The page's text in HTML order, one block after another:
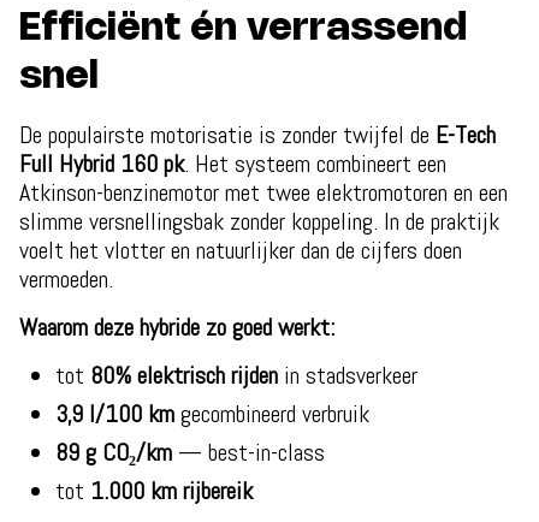
Efficiënt én verrassend
snel
De populairste motorisatie is zonder twijfel de E-Tech
Full Hybrid 160 pk. Het systeem combineert een
Atkinson-benzinemotor met twee elektromotoren en een
slimme versnellingsbak zonder koppeling. In de praktijk
voelt het vlotter en natuurlijker dan de cijfers doen
vermoeden.
Waarom deze hybride zo goed werkt:
tot 80% elektrisch rijden in stadsverkeer
3,9 l/100 kmgecombineerd verbruik
89 g CO₂/km — best-in-class
tot 1.000 km rijbereik